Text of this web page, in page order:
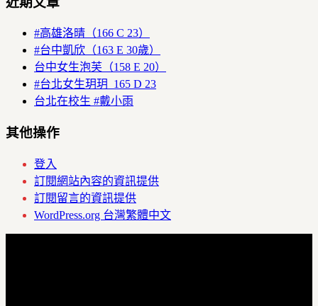
#高雄洛晴（166 C 23）
#台中凱欣（163 E 30歲）
台中女生泡芙（158 E 20）
#台北女生玥玥 165 D 23
台北在校生 #戴小雨
其他操作
登入
訂閱網站內容的資訊提供
訂閱留言的資訊提供
WordPress.org 台灣繁體中文